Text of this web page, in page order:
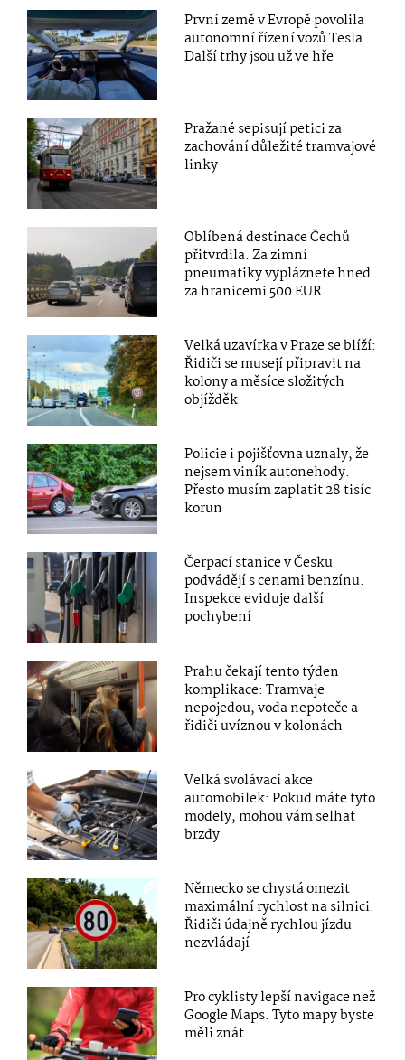
První země v Evropě povolila
autonomní řízení vozů Tesla.
Další trhy jsou už ve hře
Pražané sepisují petici za
zachování důležité tramvajové
linky
Oblíbená destinace Čechů
přitvrdila. Za zimní
pneumatiky vypláznete hned
za hranicemi 500 EUR
Velká uzavírka v Praze se blíží:
Řidiči se musejí připravit na
kolony a měsíce složitých
objížděk
Policie i pojišťovna uznaly, že
nejsem viník autonehody.
Přesto musím zaplatit 28 tisíc
korun
Čerpací stanice v Česku
podvádějí s cenami benzínu.
Inspekce eviduje další
pochybení
Prahu čekají tento týden
komplikace: Tramvaje
nepojedou, voda nepoteče a
řidiči uvíznou v kolonách
Velká svolávací akce
automobilek: Pokud máte tyto
modely, mohou vám selhat
brzdy
Německo se chystá omezit
maximální rychlost na silnici.
Řidiči údajně rychlou jízdu
nezvládají
Pro cyklisty lepší navigace než
Google Maps. Tyto mapy byste
měli znát